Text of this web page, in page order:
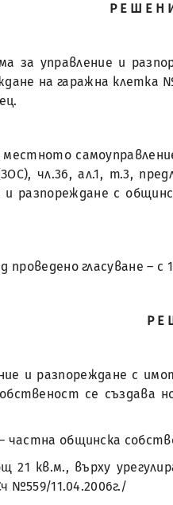
за управление и
на гаражна
чл.36, ал.1, т.3,
и разпореждане с
гласуване – с
и разпореждане с
се създава
частна общинска
кв.м., върху
№559/11.04.2006г./